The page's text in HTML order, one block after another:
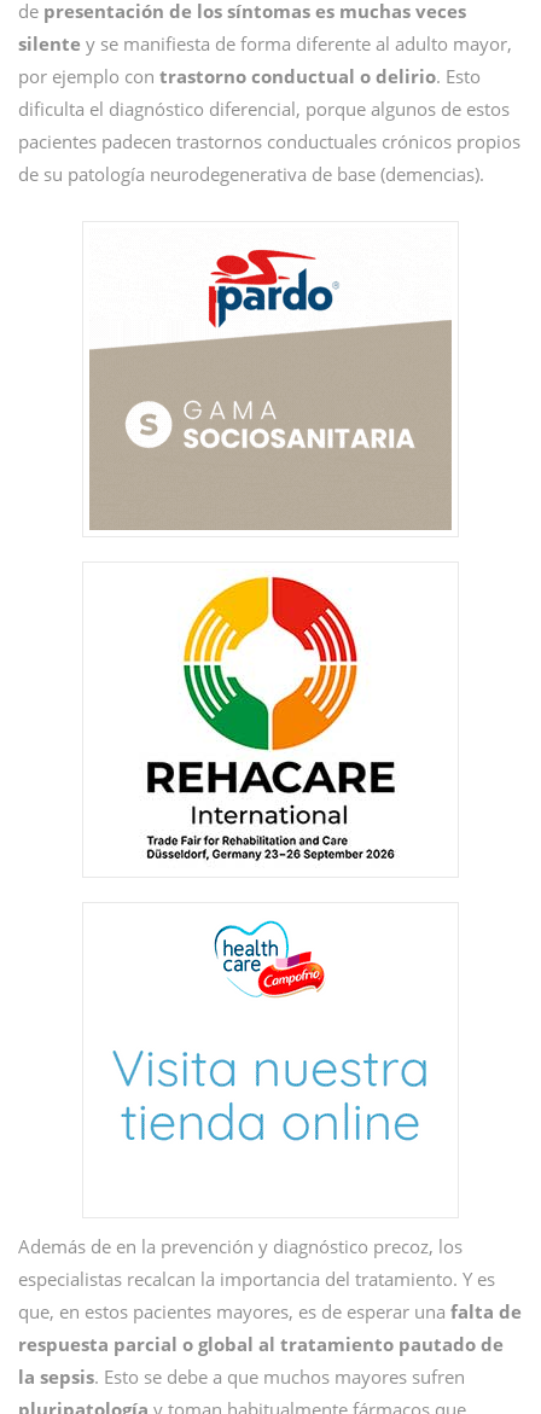
de presentación de los síntomas es muchas veces
silente y se manifiesta de forma diferente al adulto mayor,
por ejemplo con trastorno conductual o delirio. Esto
dificulta el diagnóstico diferencial, porque algunos de estos
pacientes padecen trastornos conductuales crónicos propios
de su patología neurodegenerativa de base (demencias).
Además de en la prevención y diagnóstico precoz, los
especialistas recalcan la importancia del tratamiento. Y es
que, en estos pacientes mayores, es de esperar una falta de
respuesta parcial o global al tratamiento pautado de
la sepsis. Esto se debe a que muchos mayores sufren
pluripatología y toman habitualmente fármacos que